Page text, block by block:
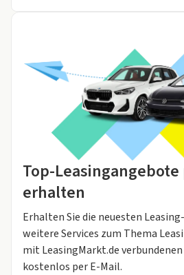
Top-Leasingangebote
erhalten
Erhalten Sie die neuesten
weitere Services zum Thema
mit LeasingMarkt.de
kostenlos per E-Mail.